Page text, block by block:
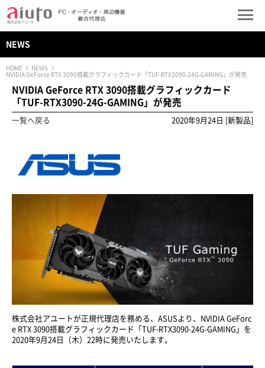
NEWS
HOME
NEWS
NVIDIA GeForce RTX 3090搭載グラフィックカード「TUF-RTX3090-24G-GAMING」が発売
NVIDIA GeForce RTX 3090搭載グラフィックカード
「TUF-RTX3090-24G-GAMING」が発売
一覧へ戻る 2020年9月24日 [新製品]
株式会社アユートが正規代理店を務める、ASUSより、NVIDIA GeForc
e RTX 3090搭載グラフィックカード「TUF-RTX3090-24G-GAMING」を
2020年9月24日（木）22時に発売いたします。